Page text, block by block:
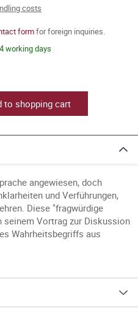
costs
formfor foreign inquiries.
working days
to shopping cart
angewiesen, doch
und Verführungen,
Diese "fragwürdige
Vortrag zur Diskussion
Wahrheitsbegriffs aus